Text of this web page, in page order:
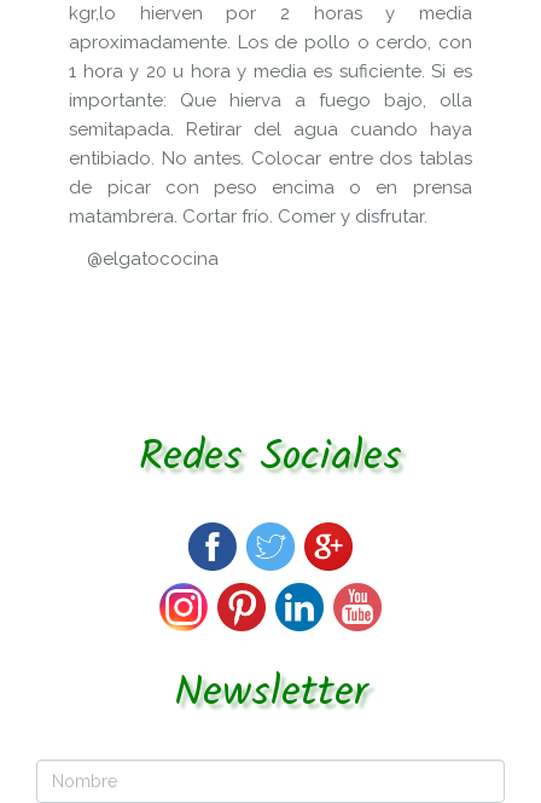
kgr,lo hierven por 2 horas y media
aproximadamente. Los de pollo o cerdo, con
1 hora y 20 u hora y media es suficiente. Si es
importante: Que hierva a fuego bajo, olla
semitapada. Retirar del agua cuando haya
entibiado. No antes. Colocar entre dos tablas
de picar con peso encima o en prensa
matambrera. Cortar frío. Comer y disfrutar.
@elgatococina
Redes Sociales
Newsletter